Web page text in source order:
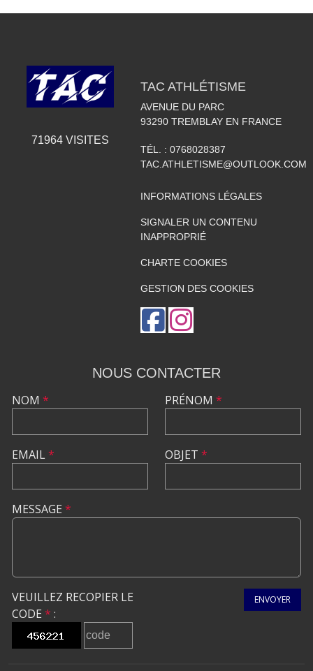
71964VISITES
TAC ATHLÉTISME
AVENUE DU PARC
93290 TREMBLAY EN FRANCE
TÉL. : 0768028387
TAC.ATHLETISME@OUTLOOK.COM
INFORMATIONS LÉGALES
SIGNALER UN CONTENU
INAPPROPRIÉ
CHARTE COOKIES
GESTION DES COOKIES
NOUS CONTACTER
NOM *
EMAIL*
PRÉNOM *
OBJET *
MESSAGE *
VEUILLEZ RECOPIER LE
CODE * :
ENVOYER